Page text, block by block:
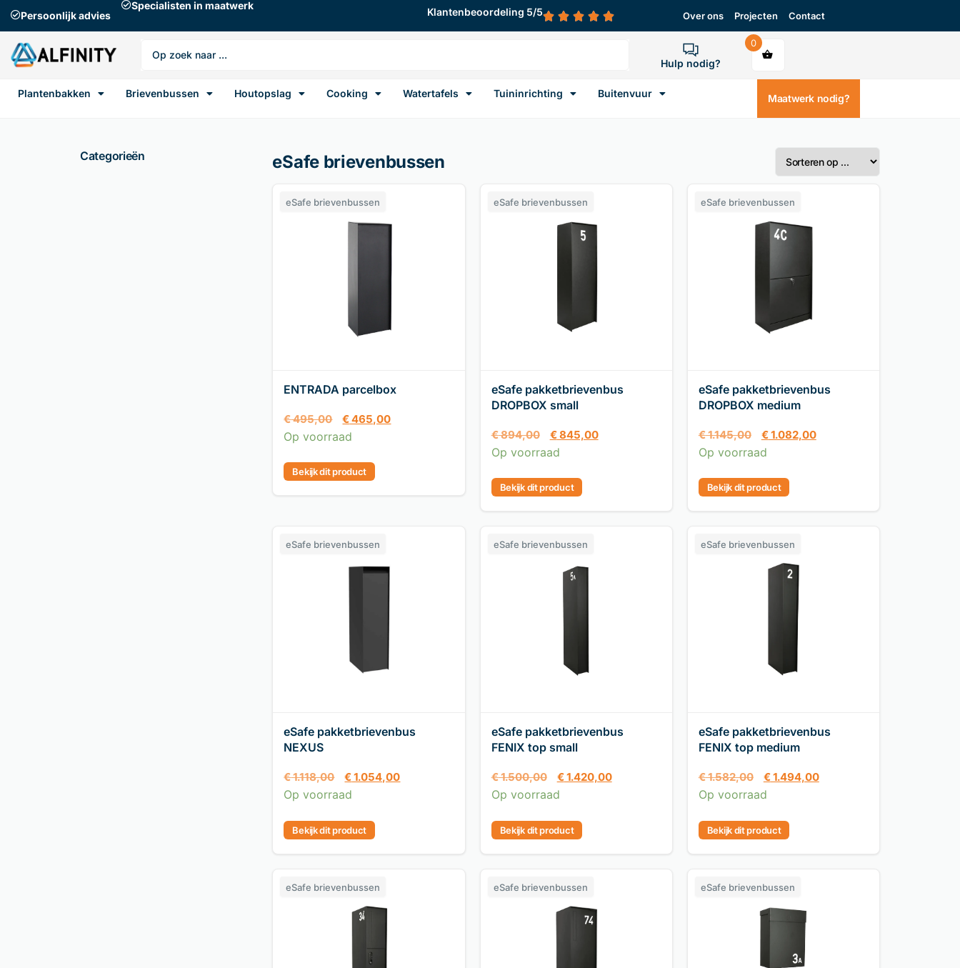
Persoonlijk advies
Specialisten in maatwerk
Klantenbeoordeling 5/5 Over ons Projecten Contact
Hulp nodig?
0
Plantenbakken Brievenbussen Houtopslag Cooking Watertafels Tuininrichting Buitenvuur Maatwerk nodig?
Categorieën eSafe brievenbussen
ENTRADA parcelbox
eSafe brievenbussen
€495,00 €465,00
Op voorraad
Bekijk dit product
eSafe pakketbrievenbus
DROPBOX small
eSafe brievenbussen
€894,00 €845,00
Op voorraad
Bekijk dit product
eSafe pakketbrievenbus
DROPBOX medium
eSafe brievenbussen
€1.145,00 €1.082,00
Op voorraad
Bekijk dit product
eSafe pakketbrievenbus
NEXUS
eSafe brievenbussen
€1.118,00 €1.054,00
Op voorraad
Bekijk dit product
eSafe pakketbrievenbus
FENIX top small
eSafe brievenbussen
€1.500,00 €1.420,00
Op voorraad
Bekijk dit product
eSafe pakketbrievenbus
FENIX top medium
eSafe brievenbussen
€1.582,00 €1.494,00
Op voorraad
Bekijk dit product
eSafe brievenbussen eSafe brievenbussen eSafe brievenbussen